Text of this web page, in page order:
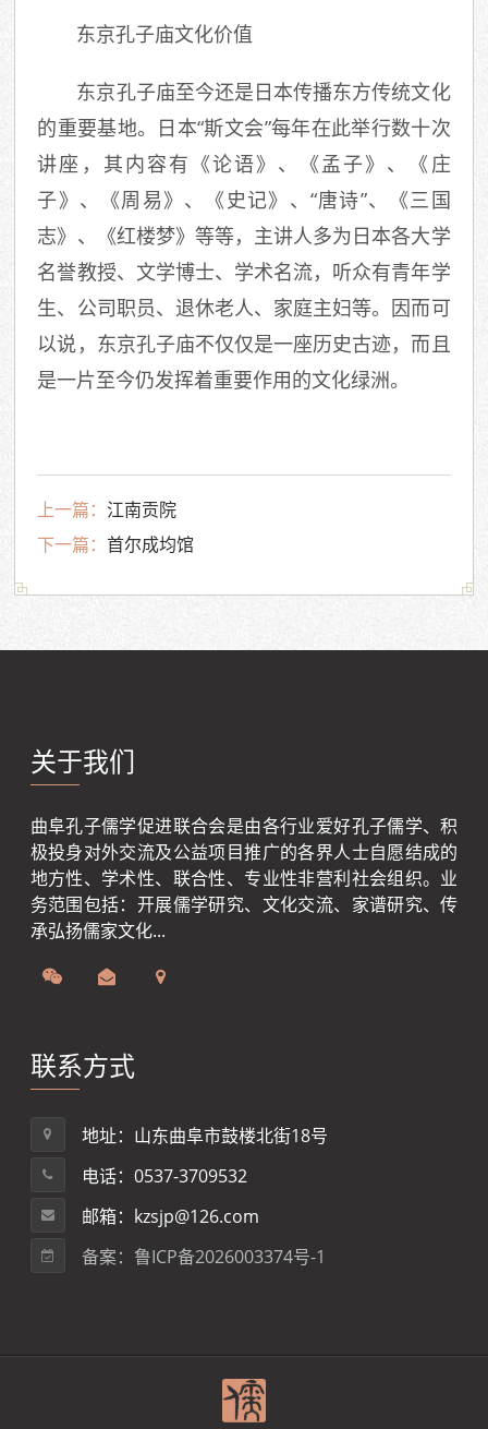
东京孔子庙文化价值
东京孔子庙至今还是日本传播东方传统文化
的重要基地。日本“斯文会”每年在此举行数十次
讲座，其内容有《论语》、《孟子》、《庄
子》、《周易》、《史记》、“唐诗”、《三国
志》、《红楼梦》等等，主讲人多为日本各大学
名誉教授、文学博士、学术名流，听众有青年学
生、公司职员、退休老人、家庭主妇等。因而可
以说，东京孔子庙不仅仅是一座历史古迹，而且
是一片至今仍发挥着重要作用的文化绿洲。
上一篇： 江南贡院
下一篇：首尔成均馆
关于我们
曲阜孔子儒学促进联合会是由各行业爱好孔子儒学、积
极投身对外交流及公益项目推广的各界人士自愿结成的
地方性、学术性、联合性、专业性非营利社会组织。业
务范围包括：开展儒学研究、文化交流、家谱研究、传
承弘扬儒家文化...
联系方式
地址：山东曲阜市鼓楼北街18号
电话：0537-3709532
邮箱：kzsjp@126.com
备案：鲁ICP备2026003374号-1